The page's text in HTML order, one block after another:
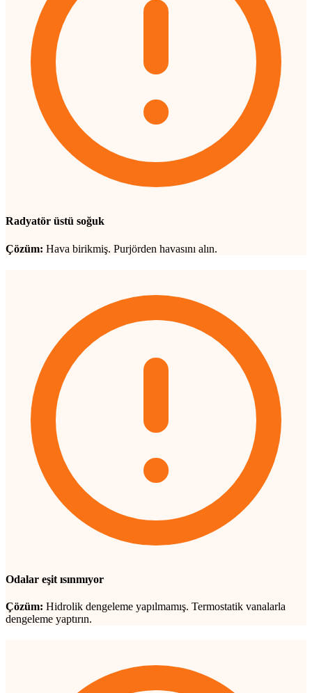
Radyatör üstü soğuk
Çözüm: Hava birikmiş. Purjörden havasını alın.
Odalar eşit ısınmıyor
Çözüm: Hidrolik dengeleme yapılmamış. Termostatik vanalarla
dengeleme yaptırın.